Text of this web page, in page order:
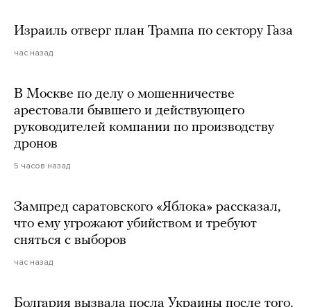
Израиль отверг план Трампа по сектору Газа
час назад
В Москве по делу о мошенничестве
арестовали бывшего и действующего
руководителей компании по производству
дронов
5 часов назад
Зампред саратовского «Яблока» рассказал,
что ему угрожают убийством и требуют
сняться с выборов
час назад
Болгария вызвала посла Украины после того,